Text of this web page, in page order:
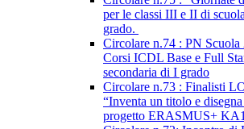
per le classi III e II di
grado.
Circolare n.74 : PN
Corsi ICDL Base e Full
secondaria di I grado
Circolare n.73 : Finalisti
“Inventa un titolo e
progetto ERASMUS+